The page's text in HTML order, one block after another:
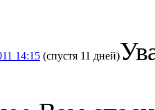
14:15 (спустя 11 дней)